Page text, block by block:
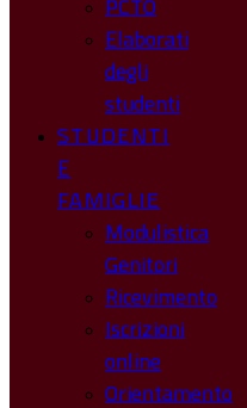
PCTO
Elaborati
degli
studenti
STUDENTI
E
FAMIGLIE
Modulistica
Genitori
Ricevimento
Iscrizioni
online
Orientamento